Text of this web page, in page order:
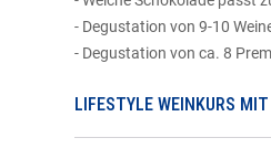
- Degustation von 9-10
- Degustation von ca. 8
LIFESTYLE WEINKURS